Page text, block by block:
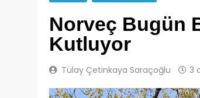
Norveç Bugün
Kutluyor
Tülay Çetinkaya Saraçoğlu 3